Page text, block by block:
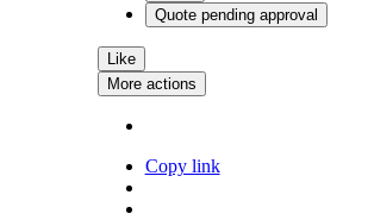
Quote pending approval
Like
More actions
Copy link